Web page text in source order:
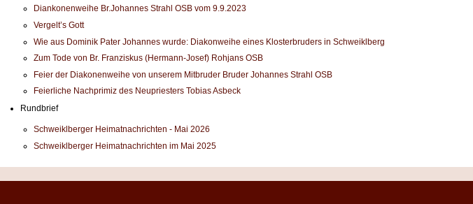
Diankonenweihe Br.Johannes Strahl OSB vom 9.9.2023
Vergelt’s Gott
Wie aus Dominik Pater Johannes wurde: Diakonweihe eines Klosterbruders in Schweiklberg
Zum Tode von Br. Franziskus (Hermann-Josef) Rohjans OSB
Feier der Diakonenweihe von unserem Mitbruder Bruder Johannes Strahl OSB
Feierliche Nachprimiz des Neupriesters Tobias Asbeck
Rundbrief
Schweiklberger Heimatnachrichten - Mai 2026
Schweiklberger Heimatnachrichten im Mai 2025